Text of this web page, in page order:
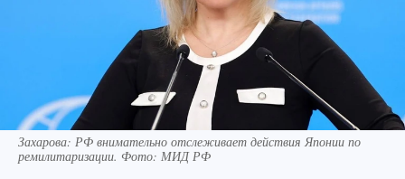
Захарова: РФ внимательно отслеживает действия Японии по
ремилитаризации. Фото: МИД РФ